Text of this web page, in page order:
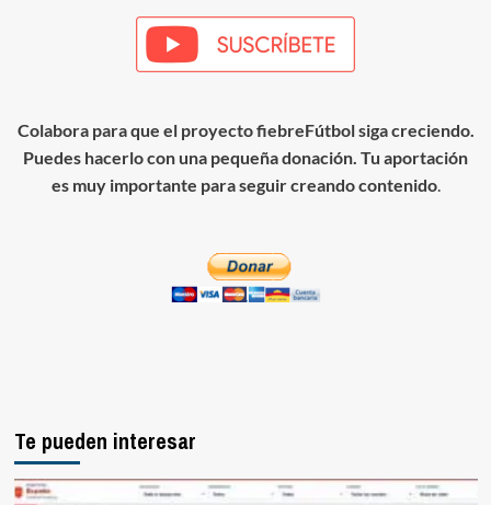
Colabora para que el proyecto fiebreFútbol siga creciendo.
Puedes hacerlo con una pequeña donación. Tu aportación
es muy importante para seguir creando contenido.
Te pueden interesar